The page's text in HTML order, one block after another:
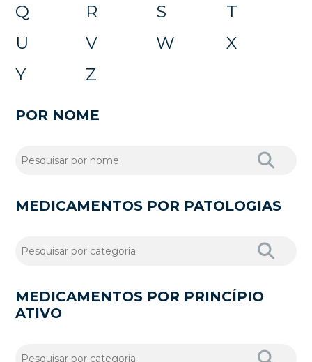
Q
R S
T
U
V W
X
Y
Z
POR NOME
MEDICAMENTOS POR PATOLOGIAS
MEDICAMENTOS POR PRINCÍPIO
ATIVO